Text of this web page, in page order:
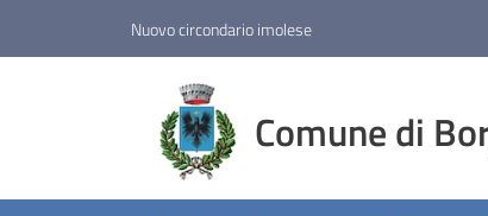
Nuovo circondario imolese
Comune di